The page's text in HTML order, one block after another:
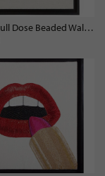
Wandbild Full Dose Beaded Wall Art | 61x61 cm